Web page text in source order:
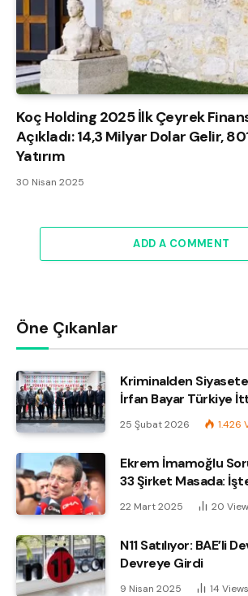
Koç Holding 2025 İlk Çeyrek
Açıkladı: 14,3 Milyar Dolar Gelir,
Yatırım
30 Nisan 2025
ADD A COMMENT
Öne Çıkanlar
Kriminalden
İrfan Bayar Türkiye
25 Şubat 2026 1.426
Ekrem İmamoğlu
33 Şirket Masada:
22 Mart 2025 20
N11 Satılıyor: BAE’li
Devreye Girdi
9 Nisan 2025 14 Views